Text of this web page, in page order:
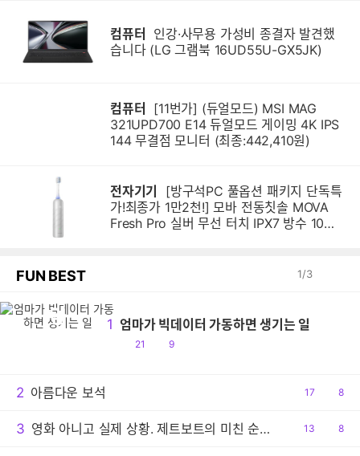
컴퓨터
습니다 (LG 그램북 16UD55U-GX5JK)
컴퓨터
321UPD700 E14 듀얼모드 게이밍 4K IPS
144 무결점 모니터 (최종:442,410원)
전자기기
가!최종가 1만2천!] 모바 전동칫솔 MOVA
Fresh Pro 실버 무선 터치 IPX7 방수 10단
FUN BEST 1/3
1 엄마가 빅데이터 가동하면 생기는 일
공
21
댓
9
엄
2 아름다운 보석
공
17
댓
8
3 영화 아니고 실제 상황. 제트보트의 미친 순발력
공
13
댓
8